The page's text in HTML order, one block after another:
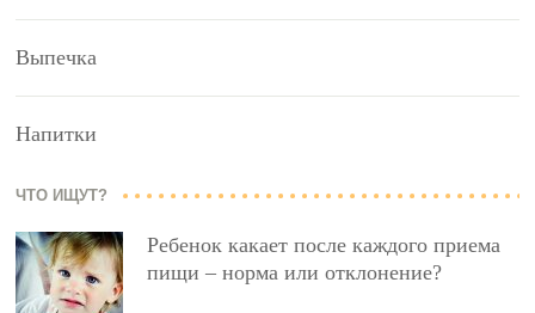
Выпечка
Напитки
ЧТО ИЩУТ?
Ребенок какает после каждого приема
пищи – норма или отклонение?